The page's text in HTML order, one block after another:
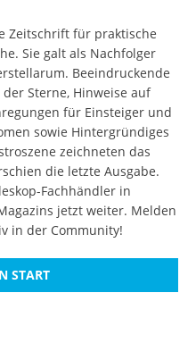
Zeitschrift für praktische
Sie galt als Nachfolger
Beeindruckende
Sterne, Hinweise auf
für Einsteiger und
sowie Hintergründiges
zeichneten das
die letzte Ausgabe.
Fachhändler in
jetzt weiter. Melden
in der Community!
START